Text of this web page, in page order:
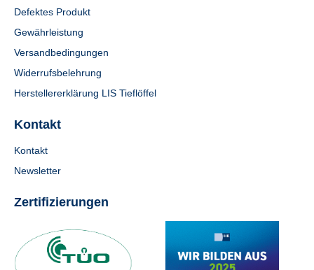
Defektes Produkt
Gewährleistung
Versandbedingungen
Widerrufsbelehrung
Herstellererklärung LIS Tieflöffel
Kontakt
Kontakt
Newsletter
Zertifizierungen